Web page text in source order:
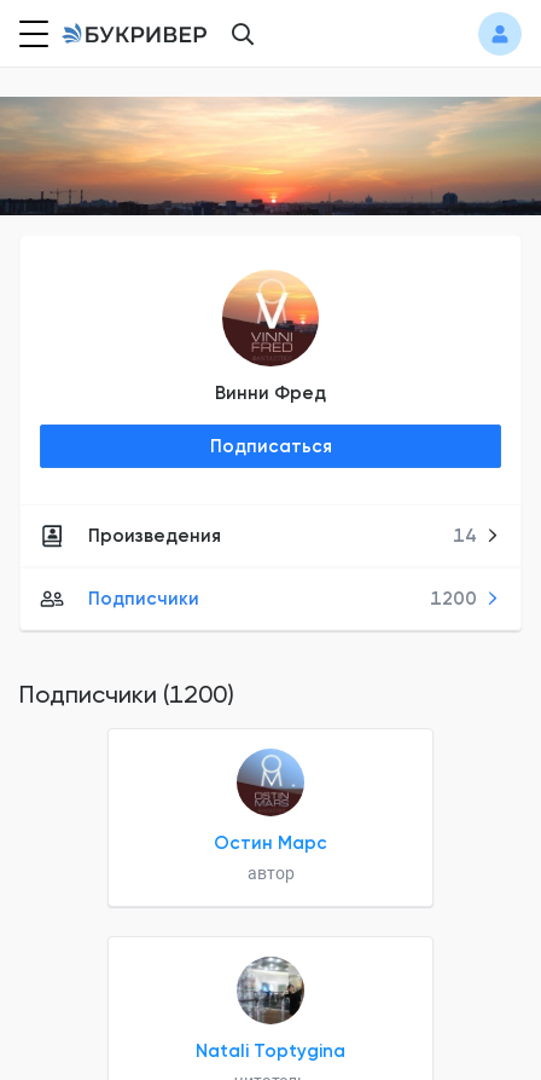
Винни Фред
Подписаться
Произведения 14
Подписчики 1200
Подписчики (1200)
Остин Марс
автор
Natali Toptygina